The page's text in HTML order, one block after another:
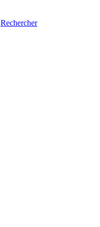
Rechercher